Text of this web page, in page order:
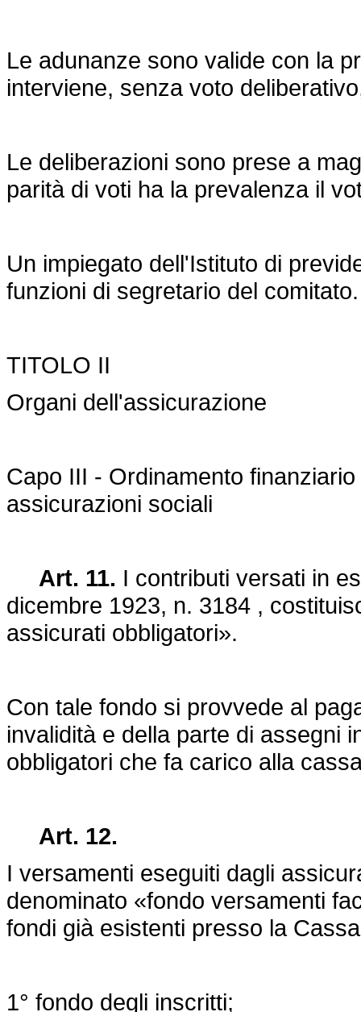
Le adunanze sono valide con la
interviene, senza voto
Le deliberazioni sono prese a
parità di voti ha la prevalenza il
Un impiegato dell'Istituto di
funzioni di segretario del comitato.
TITOLO II
Organi dell'assicurazione
Capo III - Ordinamento
assicurazioni sociali
Art. 11. I contributi versati in
dicembre 1923, n. 3184 ,
assicurati obbligatori».
Con tale fondo si provvede al
invalidità e della parte di assegni
obbligatori che fa carico alla
Art. 12.
I versamenti eseguiti dagli
denominato «fondo versamenti
fondi già esistenti presso la
1° fondo degli inscritti;